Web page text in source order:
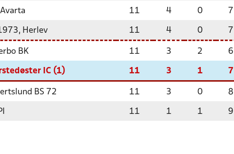
Avarta 11 4 0 7
Herlev 11 4 0 7
BK 11 3 2 6
IC (1) 11 3 1 7
BS 72 11 3 0 8
11 1 1 9